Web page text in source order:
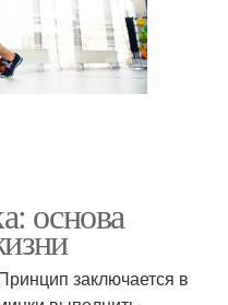
основа
заключается в